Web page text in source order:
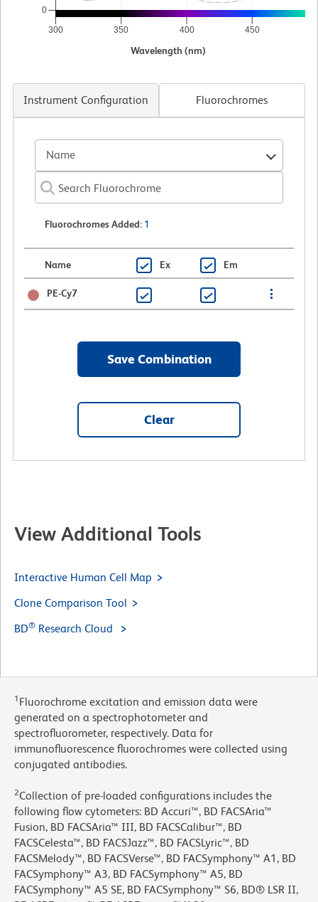
300 350 400 450
0
Wavelength (nm)
Instrument Configuration Fluorochromes
Name
Fluorochromes Added: 1
Name Ex Em
PE-Cy7
Save Combination
Clear
View Additional Tools
Interactive Human Cell Map
Clone Comparison Tool
BD® Research Cloud
1 Fluorochrome excitation and emission data were
generated on a spectrophotometer and
spectrofluorometer, respectively. Data for
immunofluorescence fluorochromes were collected using
conjugated antibodies.
2Collection of pre-loaded configurations includes the
following flow cytometers: BD Accuri™, BD FACSAria™
Fusion, BD FACSAria™ III, BD FACSCalibur™, BD
FACSCelesta™, BD FACSJazz™, BD FACSLyric™, BD
FACSMelody™, BD FACSVerse™, BD FACSymphony™ A1, BD
FACSymphony™ A3, BD FACSymphony™ A5, BD
FACSymphony™ A5 SE, BD FACSymphony™ S6, BD® LSR II,